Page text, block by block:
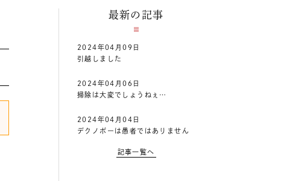
最新の記事
2024年04月09日
引越しました
2024年04月06日
掃除は大変でしょうねぇ…
2024年04月04日
デクノボーは愚者ではありません
記事一覧へ